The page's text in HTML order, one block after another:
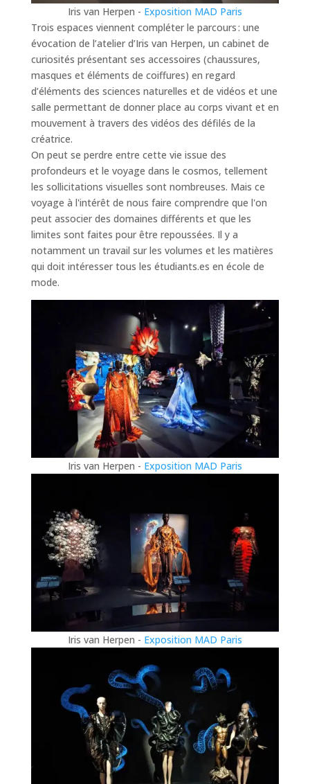
Iris van Herpen - Exposition MAD Paris
Trois espaces viennent compléter le parcours : une
évocation de l’atelier d’Iris van Herpen, un cabinet de
curiosités présentant ses accessoires (chaussures,
masques et éléments de coiffures) en regard
d’éléments des sciences naturelles et de vidéos et une
salle permettant de donner place au corps vivant et en
mouvement à travers des vidéos des défilés de la
créatrice.
On peut se perdre entre cette vie issue des
profondeurs et le voyage dans le cosmos, tellement
les sollicitations visuelles sont nombreuses. Mais ce
voyage à l'intérêt de nous faire comprendre que l'on
peut associer des domaines différents et que les
limites sont faites pour être repoussées. Il y a
notamment un travail sur les volumes et les matières
qui doit intéresser tous les étudiants.es en école de
mode.
Iris van Herpen - Exposition MAD Paris
Iris van Herpen - Exposition MAD Paris